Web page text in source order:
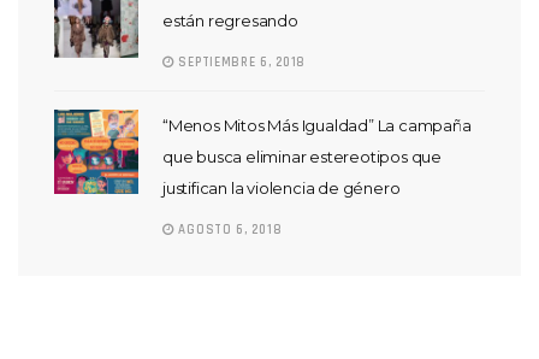
están regresando
SEPTIEMBRE 6, 2018
“Menos Mitos Más Igualdad” La campaña
que busca eliminar estereotipos que
justifican la violencia de género
AGOSTO 6, 2018